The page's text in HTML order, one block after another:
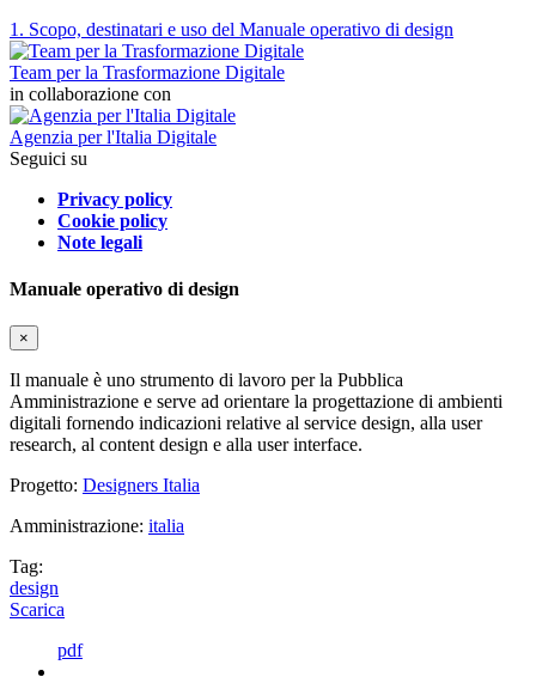
1. Scopo, destinatari e uso del Manuale operativo di design
Team per la Trasformazione Digitale
in collaborazione con
Agenzia per l'Italia Digitale
Seguici su
Privacy policy
Cookie policy
Note legali
Manuale operativo di design
×
Il manuale è uno strumento di lavoro per la Pubblica
Amministrazione e serve ad orientare la progettazione di ambienti
digitali fornendo indicazioni relative al service design, alla user
research, al content design e alla user interface.
Progetto: Designers Italia
Amministrazione: italia
Tag:
design
Scarica
pdf